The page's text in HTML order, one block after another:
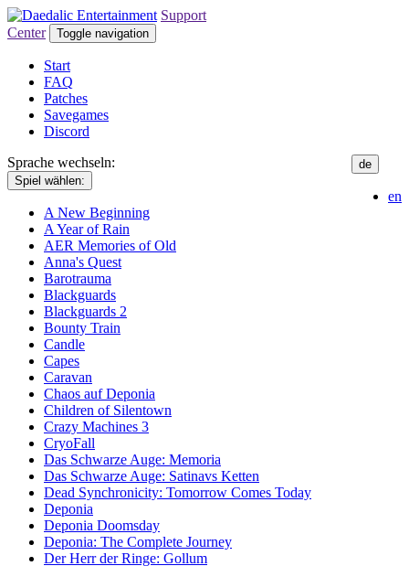
Support
Center
Toggle navigation
Start
FAQ
Patches
Savegames
Discord
Sprache wechseln:
de
en
Spiel wählen:
A New Beginning
A Year of Rain
AER Memories of Old
Anna's Quest
Barotrauma
Blackguards
Blackguards 2
Bounty Train
Candle
Capes
Caravan
Chaos auf Deponia
Children of Silentown
Crazy Machines 3
CryoFall
Das Schwarze Auge: Memoria
Das Schwarze Auge: Satinavs Ketten
Dead Synchronicity: Tomorrow Comes Today
Deponia
Deponia Doomsday
Deponia: The Complete Journey
Der Herr der Ringe: Gollum